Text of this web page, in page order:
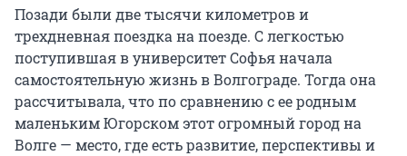
Позади были две тысячи километров и
трехдневная поездка на поезде. С легкостью
поступившая в университет Софья начала
самостоятельную жизнь в Волгограде. Тогда она
рассчитывала, что по сравнению с ее родным
маленьким Югорском этот огромный город на
Волге — место, где есть развитие, перспективы и